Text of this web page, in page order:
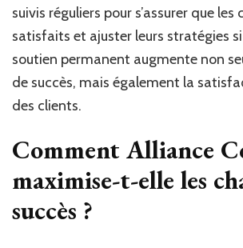
suivis réguliers pour s’assurer que
satisfaits et ajuster leurs stratégies si
soutien permanent augmente non
de succès, mais également la
des clients.
Comment Alliance
maximise-t-elle les
succès ?